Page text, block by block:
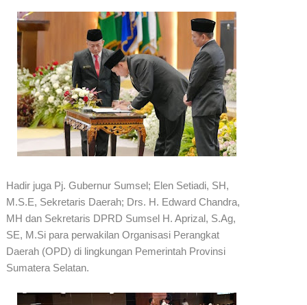
Hadir juga Pj. Gubernur Sumsel; Elen Setiadi, SH,
M.S.E, Sekretaris Daerah; Drs. H. Edward Chandra,
MH dan Sekretaris DPRD Sumsel H. Aprizal, S.Ag,
SE, M.Si para perwakilan Organisasi Perangkat
Daerah (OPD) di lingkungan Pemerintah Provinsi
Sumatera Selatan.